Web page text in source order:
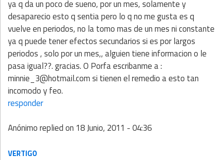
ya q da un poco de sueno, por un mes, solamente y
desaparecio esto q sentia pero lo q no me gusta es q
vuelve en periodos, no la tomo mas de un mes ni constante
ya q puede tener efectos secundarios si es por largos
periodos , solo por un mes,, alguien tiene informacion o le
pasa igual??. gracias. O Porfa escribanme a :
minnie_3@hotmail.com si tienen el remedio a esto tan
incomodo y feo.
responder
Anónimoreplied on 18 Junio, 2011 - 04:36
VERTIGO